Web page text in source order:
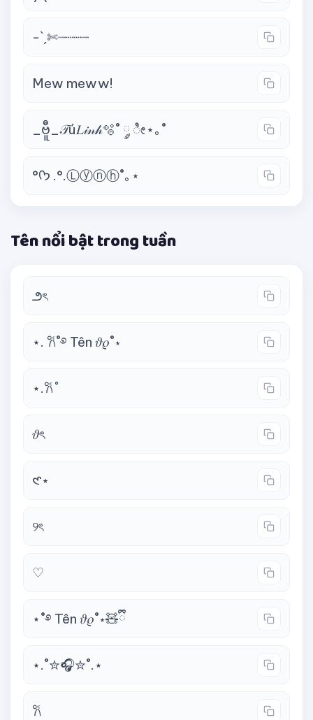
-ˋˏ✄┈┈┈┈
Mew meww!
_ဗီူ_𝒯ú𝐿𝒾𝓃𝒽🫧˚ ༘ ೀ⋆｡˚
°ᡣ𐭩 .°.Ⓛⓨⓝⓗ˚｡⋆
Tên nổi bật trong tuần
౨ৎ
⋆. 𐙚˚࿔ Tên 𝜗𝜚˚⋆
⋆.𐙚 ̊
𝜗ৎ
𑣲⋆
୨ৎ
♡
⋆˚࿔ Tên 𝜗𝜚˚⋆🧸ྀི
⋆.˚✮🎧✮˚.⋆
𐙚